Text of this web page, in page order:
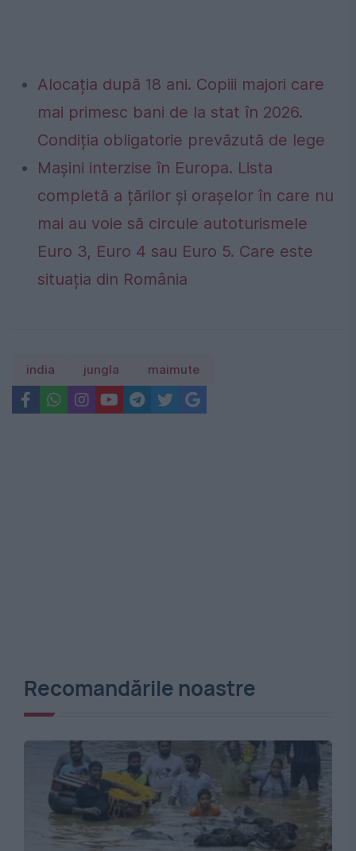
Alocația după 18 ani. Copiii majori care
mai primesc bani de la stat în 2026.
Condiția obligatorie prevăzută de lege
Mașini interzise în Europa. Lista
completă a țărilor și orașelor în care nu
mai au voie să circule autoturismele
Euro 3, Euro 4 sau Euro 5. Care este
situația din România
india jungla maimute
Recomandările noastre